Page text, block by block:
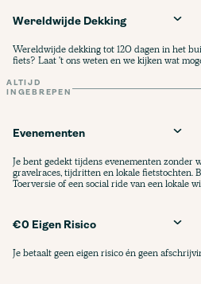
Wereldwijde Dekking
Wereldwijde dekking tot 120 dagen in het
fiets? Laat 't ons weten en we kijken wat
ALTIJD
INGEBREPEN
Evenementen
Je bent gedekt tijdens evenementen zonder
gravelraces, tijdritten en lokale fietstochten.
Toerversie of een social ride van een lokale
€0 Eigen Risico
Je betaalt geen eigen risico én geen